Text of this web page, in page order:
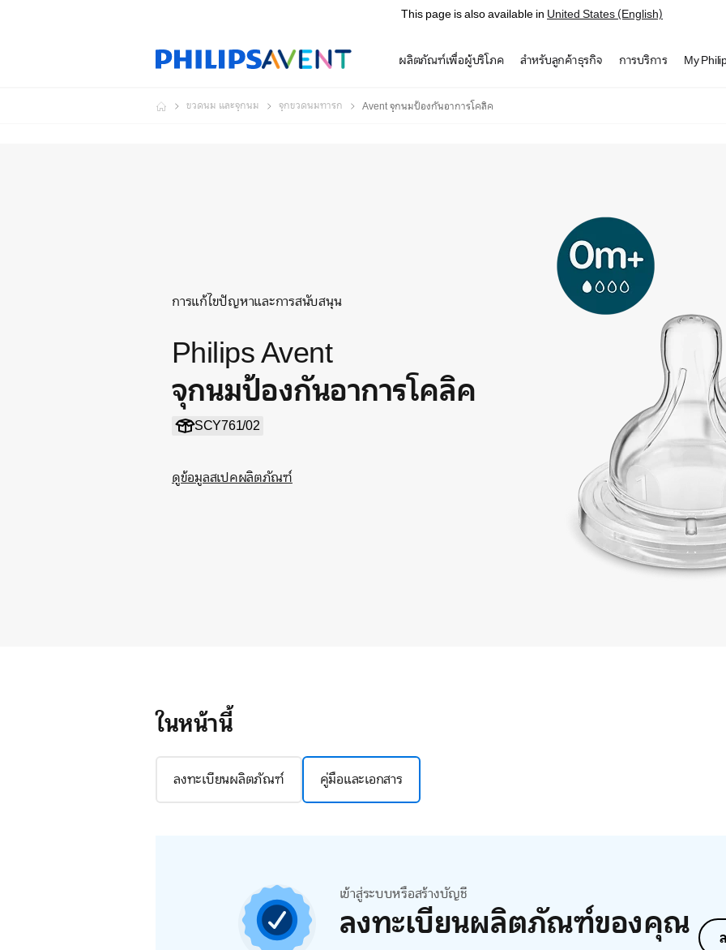
This page is also available inUnited States (English)
ผลิตภัณฑ์เพื่อผู้บริโภค สำหรับลูกค้าธุรกิจ การบริการ My
ขวดนม และจุกนม จุกขวดนมทารก Avent จุกนมป้องกันอาการโคลิค
การแก้ไขปัญหาและการสนับสนุน
Philips Avent
จุกนมป้องกันอาการโคลิค
SCY761/02
ดูข้อมูลสเปคผลิตภัณฑ์
ในหน้านี้
ลงทะเบียนผลิตภัณฑ์ คู่มือและเอกสาร
เข้าสู่ระบบหรือสร้างบัญชี
ลงทะเบียนผลิตภัณฑ์ของคุณ